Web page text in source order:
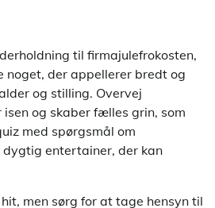
til firmajulefrokosten,
der appellerer bredt og
og stilling. Overvej
og skaber fælles grin, som
med spørgsmål om
dygtig entertainer, der kan
men sørg for at tage hensyn til